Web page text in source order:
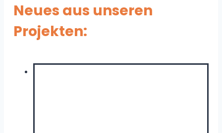
Neues aus unseren
Projekten: